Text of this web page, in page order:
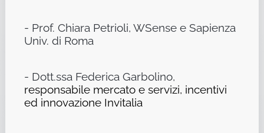
- Prof. Chiara Petrioli, WSense e Sapienza
Univ. di Roma
- Dott.ssa Federica Garbolino,
responsabile mercato e servizi, incentivi
ed innovazione Invitalia